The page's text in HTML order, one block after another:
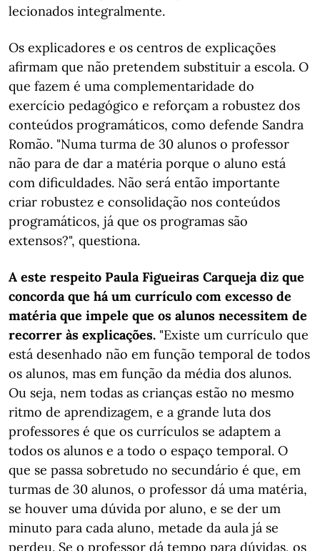
lecionados integralmente.
Os explicadores e os centros de explicações
afirmam que não pretendem substituir a escola. O
que fazem é uma complementaridade do
exercício pedagógico e reforçam a robustez dos
conteúdos programáticos, como defende Sandra
Romão. "Numa turma de 30 alunos o professor
não para de dar a matéria porque o aluno está
com dificuldades. Não será então importante
criar robustez e consolidação nos conteúdos
programáticos, já que os programas são
extensos?", questiona.
A este respeito Paula Figueiras Carqueja diz que
concorda que há um currículo com excesso de
matéria que impele que os alunos necessitem de
recorrer às explicações. "Existe um currículo que
está desenhado não em função temporal de todos
os alunos, mas em função da média dos alunos.
Ou seja, nem todas as crianças estão no mesmo
ritmo de aprendizagem, e a grande luta dos
professores é que os currículos se adaptem a
todos os alunos e a todo o espaço temporal. O
que se passa sobretudo no secundário é que, em
turmas de 30 alunos, o professor dá uma matéria,
se houver uma dúvida por aluno, e se der um
minuto para cada aluno, metade da aula já se
perdeu. Se o professor dá tempo para dúvidas, os